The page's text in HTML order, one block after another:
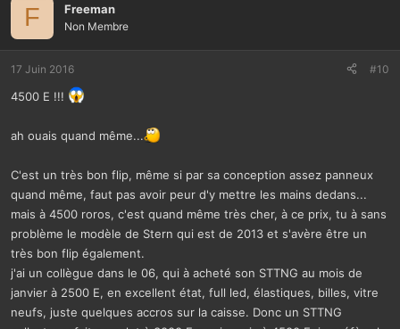
F Freeman
Non Membre
17 Juin 2016 #10
4500 E !!!
ah ouais quand même...
C'est un très bon flip, même si par sa conception assez panneux
quand même, faut pas avoir peur d'y mettre les mains dedans...
mais à 4500 roros, c'est quand même très cher, à ce prix, tu à sans
problème le modèle de Stern qui est de 2013 et s'avère être un
très bon flip également.
j'ai un collègue dans le 06, qui à acheté son STTNG au mois de
janvier à 2500 E, en excellent état, full led, élastiques, billes, vitre
neufs, juste quelques accros sur la caisse. Donc un STTNG